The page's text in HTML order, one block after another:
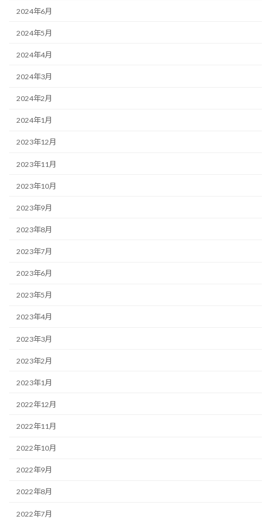
2024年6月
2024年5月
2024年4月
2024年3月
2024年2月
2024年1月
2023年12月
2023年11月
2023年10月
2023年9月
2023年8月
2023年7月
2023年6月
2023年5月
2023年4月
2023年3月
2023年2月
2023年1月
2022年12月
2022年11月
2022年10月
2022年9月
2022年8月
2022年7月